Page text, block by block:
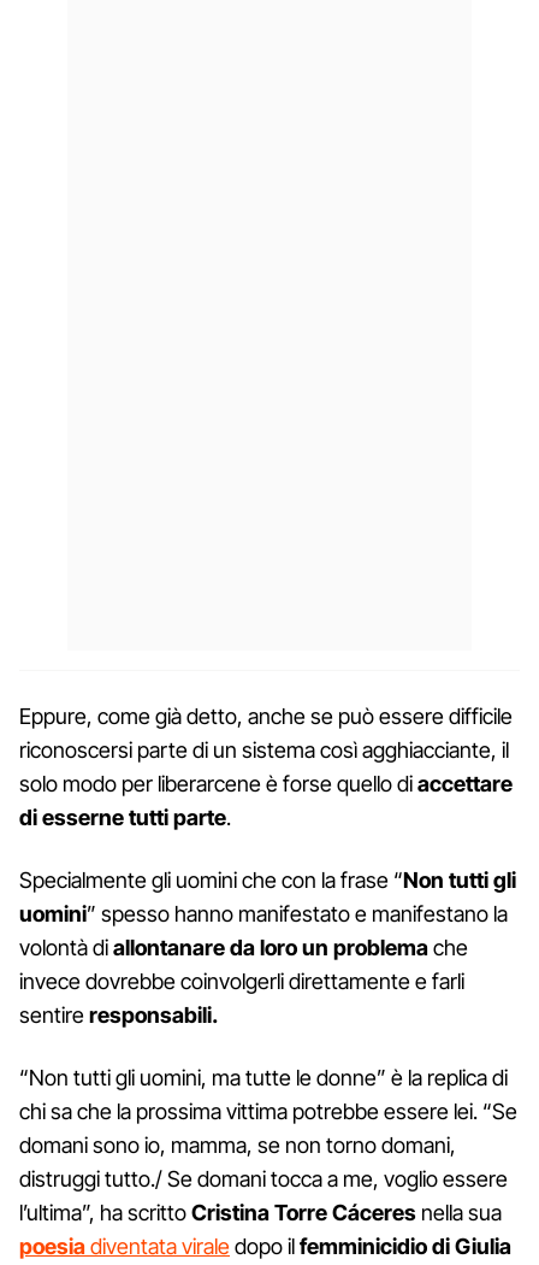
Eppure, come già detto, anche se può essere difficile
riconoscersi parte di un sistema così agghiacciante, il
solo modo per liberarcene è forse quello diaccettare
di esserne tutti parte.
Specialmente gli uomini che con la frase “Non tutti gli
uomini” spesso hanno manifestato e manifestano la
volontà diallontanare da loro un problemache
invece dovrebbe coinvolgerli direttamente e farli
sentireresponsabili.
“Non tutti gli uomini, ma tutte le donne” è la replica di
chi sa che la prossima vittima potrebbe essere lei. “Se
domani sono io, mamma, se non torno domani,
distruggi tutto./ Se domani tocca a me, voglio essere
l’ultima”, ha scrittoCristina Torre Cáceres nella sua
poesiadiventata viraledopo ilfemminicidio di Giulia